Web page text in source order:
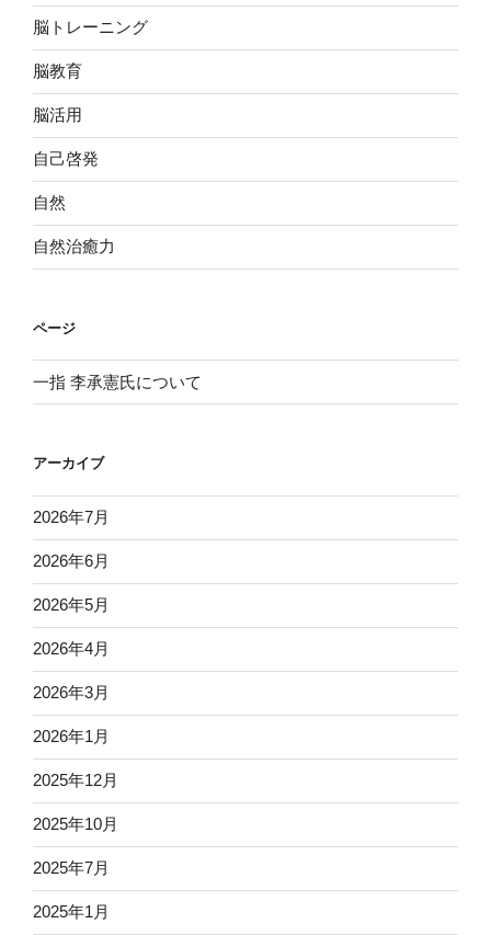
脳トレーニング
脳教育
脳活用
自己啓発
自然
自然治癒力
ページ
一指 李承憲氏について
アーカイブ
2026年7月
2026年6月
2026年5月
2026年4月
2026年3月
2026年1月
2025年12月
2025年10月
2025年7月
2025年1月